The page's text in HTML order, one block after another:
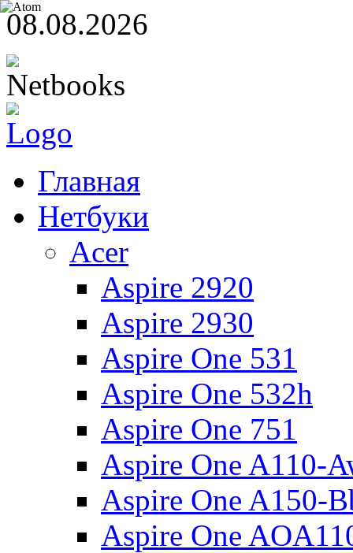
08.08.2026
Главная
Нетбуки
Acer
Aspire 2920
Aspire 2930
Aspire One 531
Aspire One 532h
Aspire One 751
Aspire One A110-
Aspire One A150-
Aspire One